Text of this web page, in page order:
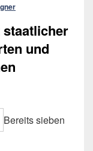
und
Bereits sieben